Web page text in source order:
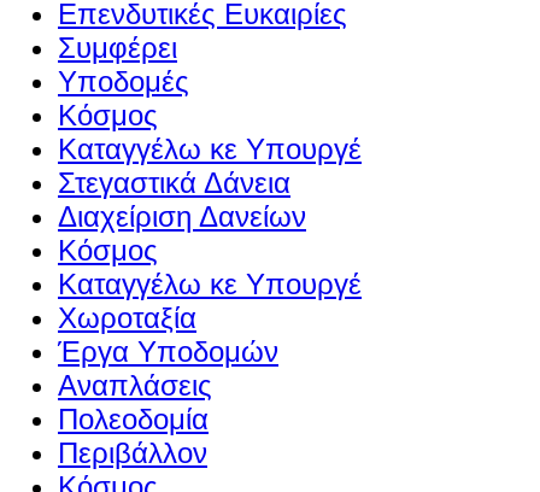
Επενδυτικές Ευκαιρίες
Συμφέρει
Υποδομές
Κόσμος
Καταγγέλω κε Υπουργέ
Στεγαστικά Δάνεια
Διαχείριση Δανείων
Κόσμος
Καταγγέλω κε Υπουργέ
Χωροταξία
Έργα Υποδομών
Αναπλάσεις
Πολεοδομία
Περιβάλλον